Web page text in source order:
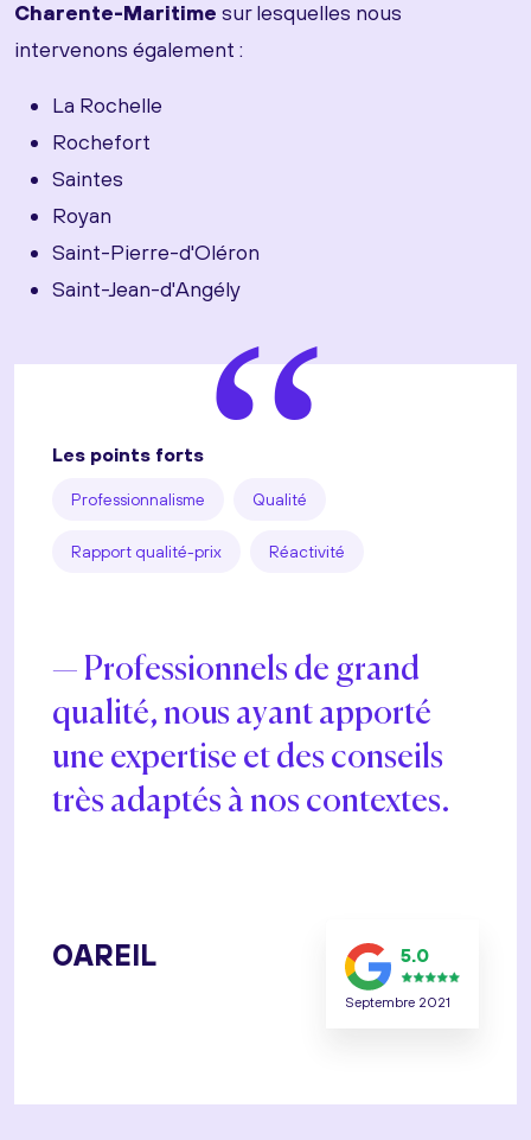
Charente-Maritime sur lesquelles nous
intervenons également :
La Rochelle
Rochefort
Saintes
Royan
Saint-Pierre-d'Oléron
Saint-Jean-d'Angély“
Les points forts
Professionnalisme Qualité
Rapport qualité-prix Réactivité
Professionnels de grand
qualité, nous ayant apporté
une expertise et des conseils
très adaptés à nos contextes.
OAREIL 5.0
Septembre 2021